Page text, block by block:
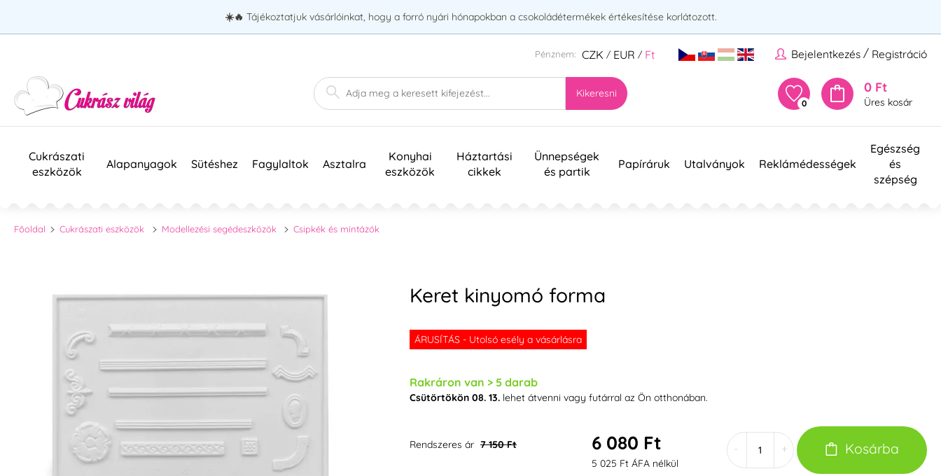
☀️🔥 Tájékoztatjuk vásárlóinkat, hogy a forró nyári hónapokban a csokoládétermékek értékesítése korlátozott.
Bejelentkezés / Registráció
Pénznem: CZK / EUR / Ft
Kikeresni
0
0 Ft
Üres kosár
Cukrászati
eszközök
Alapanyagok Sütéshez Fagylaltok Asztalra
Konyhai
eszközök
Háztartási
cikkek
Ünnepségek
és partik
Papíráruk Utalványok Reklámédességek
Egészség
és
szépség
Főoldal Cukrászati eszközök Modellezési segédeszközök Csipkék és mintázók
Keret kinyomó forma
ÁRUSÍTÁS - Utolsó esély a vásárlásra
Rakráron van > 5 darab
Csütörtökön 08. 13.lehet átvenni vagy futárral az Ön otthonában.
Rendszeres ár 7 150 Ft 6 080 Ft
5 025 Ft ÁFA nélkül
+ Kosárba